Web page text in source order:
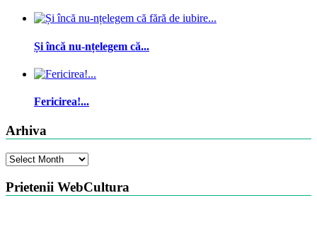
Și încă nu-nțelegem că...
Fericirea!...
Arhiva
Arhiva
Prietenii WebCultura